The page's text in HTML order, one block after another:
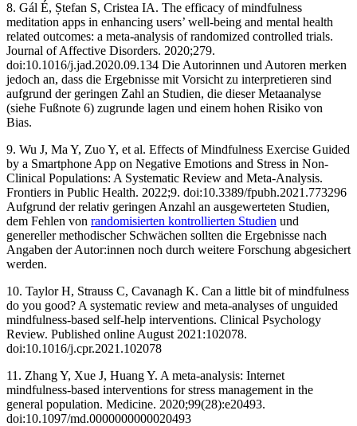
8. Gál É, Ștefan S, Cristea IA. The efficacy of mindfulness
meditation apps in enhancing users’ well-being and mental health
related outcomes: a meta-analysis of randomized controlled trials.
Journal of Affective Disorders. 2020;279.
doi:10.1016/j.jad.2020.09.134 ‌Die Autorinnen und Autoren merken
jedoch an, dass die Ergebnisse mit Vorsicht zu interpretieren sind
aufgrund der geringen Zahl an Studien, die dieser Metaanalyse
(siehe Fußnote 6) zugrunde lagen und einem hohen Risiko von
Bias.
9. Wu J, Ma Y, Zuo Y, et al. Effects of Mindfulness Exercise Guided
by a Smartphone App on Negative Emotions and Stress in Non-
Clinical Populations: A Systematic Review and Meta-Analysis.
Frontiers in Public Health. 2022;9. doi:10.3389/fpubh.2021.773296
‌Aufgrund der relativ geringen Anzahl an ausgewerteten Studien,
dem Fehlen von randomisierten kontrollierten Studien und
genereller methodischer Schwächen sollten die Ergebnisse nach
Angaben der Autor:innen noch durch weitere Forschung abgesichert
werden.
10. Taylor H, Strauss C, Cavanagh K. Can a little bit of mindfulness
do you good? A systematic review and meta-analyses of unguided
mindfulness-based self-help interventions. Clinical Psychology
Review. Published online August 2021:102078.
doi:10.1016/j.cpr.2021.102078 ‌
11. Zhang Y, Xue J, Huang Y. A meta-analysis: Internet
mindfulness-based interventions for stress management in the
general population. Medicine. 2020;99(28):e20493.
doi:10.1097/md.0000000000020493 ‌